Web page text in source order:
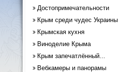
Достопримечательности
Крым среди чудес Украины
Крымская кухня
Виноделие Крыма
Крым запечатлённый...
Вебкамеры и панорамы